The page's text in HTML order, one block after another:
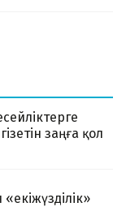
заңға қол